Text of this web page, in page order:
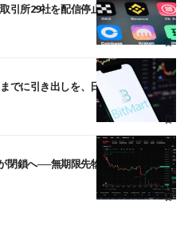
引所29社を配信停止──OKXやバイビ
に引き出しを、日本人利用者も対
閉鎖へ──無期限先物を生んだ11年に